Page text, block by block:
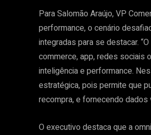
Para Salomão Araújo, VP
performance, o cenário
integradas para se destacar.
commerce, app, redes sociais
inteligência e performance.
estratégica, pois permite que
recompra, e fornecendo
O executivo destaca que a